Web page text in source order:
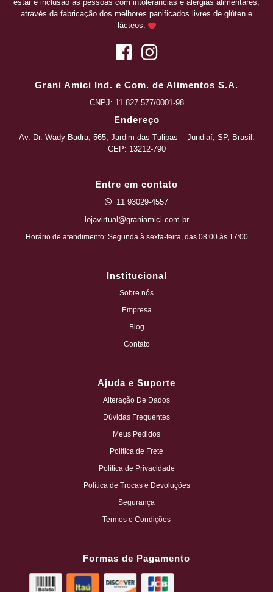
estar e inclusão às pessoas com intolerâncias e alergias alimentares,
através da fabricação dos melhores panificados livres de glúten e
lácteos.
Grani Amici Ind. e Com. de Alimentos S.A.
CNPJ: 11.827.577/0001-98
Endereço
Av. Dr. Wady Badra, 565, Jardim das Tulipas – Jundiaí, SP, Brasil.
CEP: 13212-790
Entre em contato
11 93029-4557
lojavirtual@graniamici.com.br
Horário de atendimento: Segunda à sexta-feira, das 08:00 às 17:00
Institucional
Sobre nós
Empresa
Blog
Contato
Ajuda e Suporte
Alteração De Dados
Dúvidas Frequentes
Meus Pedidos
Política de Frete
Política de Privacidade
Política de Trocas e Devoluções
Segurança
Termos e Condições
Formas de Pagamento